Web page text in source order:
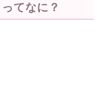
てなに？